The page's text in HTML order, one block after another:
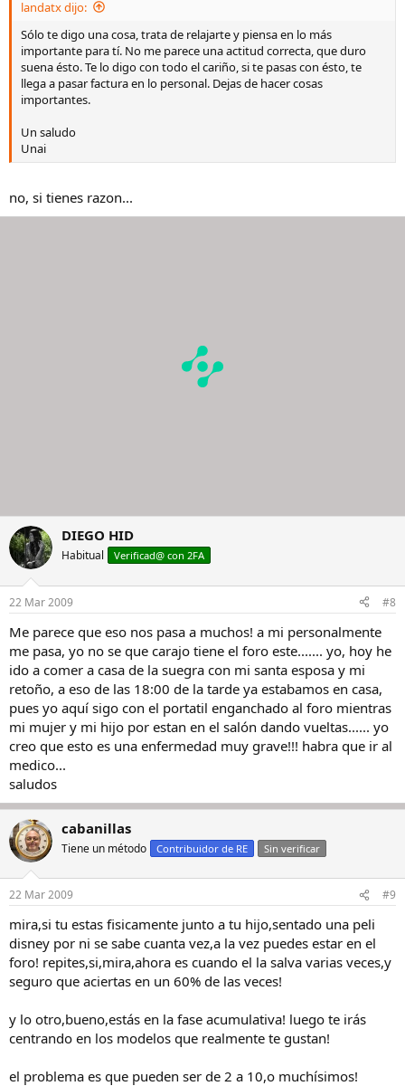
landatx dijo:
Sólo te digo una cosa, trata de relajarte y piensa en lo más
importante para tí. No me parece una actitud correcta, que duro
suena ésto. Te lo digo con todo el cariño, si te pasas con ésto, te
llega a pasar factura en lo personal. Dejas de hacer cosas
importantes.
Un saludo
Unai
no, si tienes razon...
DIEGO HID
Habitual Verificad@ con 2FA
22 Mar 2009 #8
Me parece que eso nos pasa a muchos! a mi personalmente
me pasa, yo no se que carajo tiene el foro este....... yo, hoy he
ido a comer a casa de la suegra con mi santa esposa y mi
retoño, a eso de las 18:00 de la tarde ya estabamos en casa,
pues yo aquí sigo con el portatil enganchado al foro mientras
mi mujer y mi hijo por estan en el salón dando vueltas...... yo
creo que esto es una enfermedad muy grave!!! habra que ir al
medico...
saludos
cabanillas
Tiene un método Contribuidor de RE Sin verificar
22 Mar 2009 #9
mira,si tu estas fisicamente junto a tu hijo,sentado una peli
disney por ni se sabe cuanta vez,a la vez puedes estar en el
foro! repites,si,mira,ahora es cuando el la salva varias veces,y
seguro que aciertas en un 60% de las veces!
y lo otro,bueno,estás en la fase acumulativa! luego te irás
centrando en los modelos que realmente te gustan!
el problema es que pueden ser de 2 a 10,o muchísimos!